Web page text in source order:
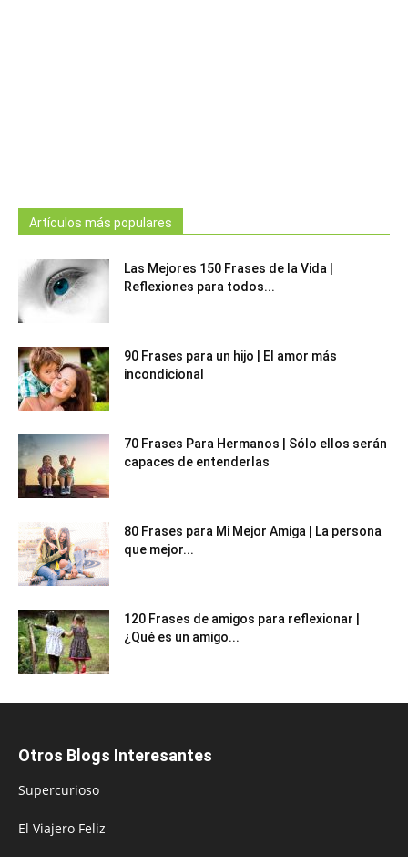
Artículos más populares
Las Mejores 150 Frases de la Vida |
Reflexiones para todos...
90 Frases para un hijo | El amor más
incondicional
70 Frases Para Hermanos | Sólo ellos serán
capaces de entenderlas
80 Frases para Mi Mejor Amiga | La persona
que mejor...
120 Frases de amigos para reflexionar |
¿Qué es un amigo...
Otros Blogs Interesantes
Supercurioso
El Viajero Feliz